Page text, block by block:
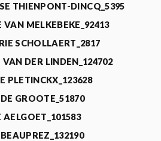
THIENPONT-DINCQ_5395
VAN MELKEBEKE_92413
SCHOLLAERT_2817
DER LINDEN_124702
PLETINCKX_123628
GROOTE_51870
AELGOET_101583